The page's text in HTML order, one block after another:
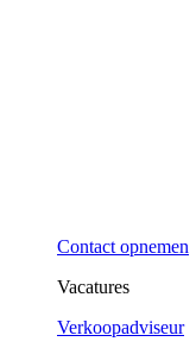
Contact opnemen
Vacatures
Verkoopadviseur